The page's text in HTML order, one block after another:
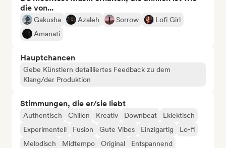
die von...
Gakusha Azaleh Sorrow
Lofi Girl
Amanati
Hauptchancen
Gebe Künstlern detailliertes Feedback zu dem
Klang/der Produktion
Stimmungen, die er/sie liebt
Authentisch Chillen Kreativ Downbeat
Eklektisch
Experimentell
Fusion Gute Vibes Einzigartig
Lo-fi
Melodisch
Midtempo Original
Entspannend